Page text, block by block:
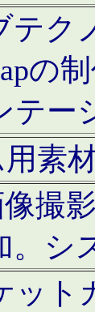
テク
の
テー
素
像撮
。シ
ット